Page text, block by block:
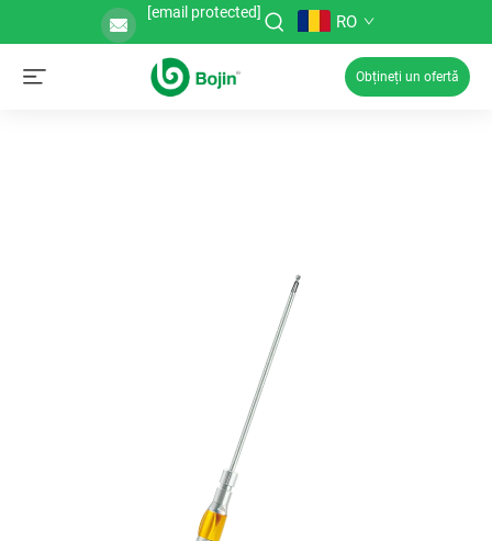
[email protected] RO
Obțineți un ofertă